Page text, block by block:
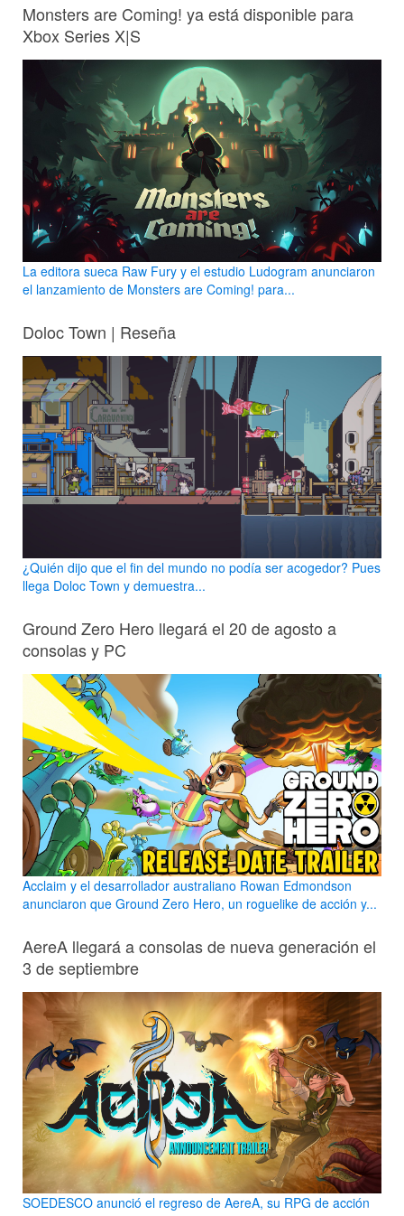
Monsters are Coming! ya está disponible para
Xbox Series X|S
La editora sueca Raw Fury y el estudio Ludogram anunciaron
el lanzamiento de Monsters are Coming! para...
Doloc Town | Reseña
¿Quién dijo que el fin del mundo no podía ser acogedor? Pues
llega Doloc Town y demuestra...
Ground Zero Hero llegará el 20 de agosto a
consolas y PC
Acclaim y el desarrollador australiano Rowan Edmondson
anunciaron que Ground Zero Hero, un roguelike de acción y...
AereA llegará a consolas de nueva generación el
3 de septiembre
SOEDESCO anunció el regreso de AereA, su RPG de acción